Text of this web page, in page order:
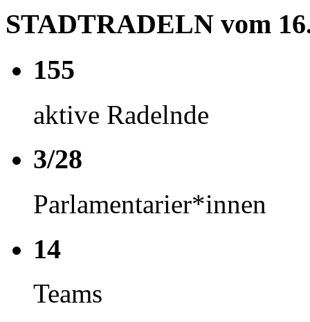
STADTRADELN vom
155
aktive Radelnde
3/28
Parlamentarier*innen
14
Teams